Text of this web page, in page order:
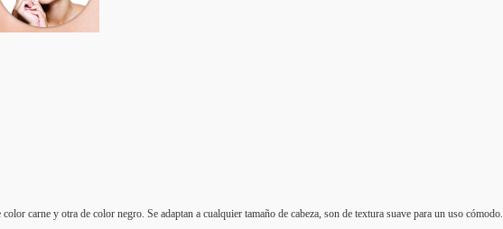
carne y otra de color negro. Se adaptan a cualquier tamaño de cabeza, son de textura suave para un uso cómodo.